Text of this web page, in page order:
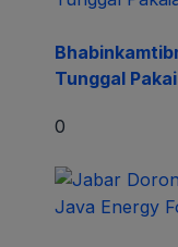
Tunggal
0